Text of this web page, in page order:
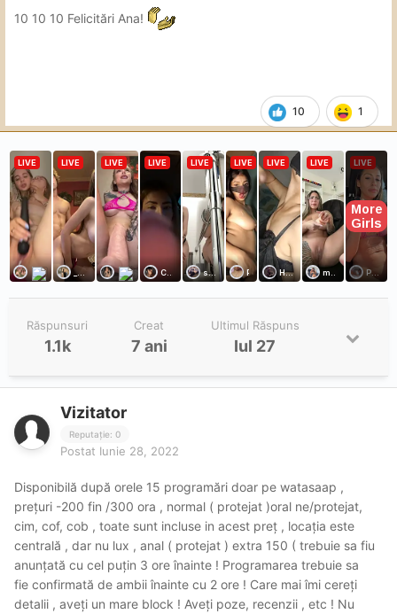
10 10 10 Felicitări Ana!
10 1
Răspunsuri
1.1k
Creat
7 ani
Ultimul Răspuns
Iul 27
Vizitator
Reputație: 0
Postat Iunie 28, 2022
Disponibilă după orele 15 programări doar pe watasaap ,
prețuri -200 fin /300 ora , normal ( protejat )oral ne/protejat,
cim, cof, cob , toate sunt incluse in acest preț , locația este
centrală , dar nu lux , anal ( protejat ) extra 150 ( trebuie sa fiu
anunțată cu cel puțin 3 ore înainte ! Programarea trebuie sa
fie confirmată de ambii înainte cu 2 ore ! Care mai îmi cereți
detalii , aveți un mare block ! Aveți poze, recenzii , etc ! Nu